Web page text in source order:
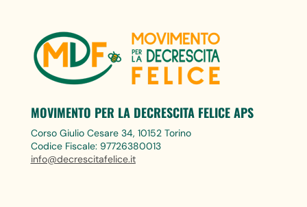
MOVIMENTO PER LA DECRESCITA FELICE APS
Corso Giulio Cesare 34, 10152 Torino
Codice Fiscale: 97726380013
info@decrescitafelice.it